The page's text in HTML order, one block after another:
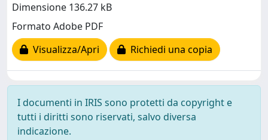
Dimensione 136.27 kB
Formato Adobe PDF
Visualizza/Apri
Richiedi una copia
I documenti in IRIS sono protetti da copyright e
tutti i diritti sono riservati, salvo diversa
indicazione.